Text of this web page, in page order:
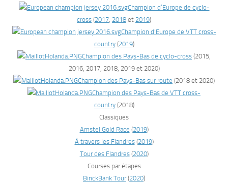
Champion d’Europe de cyclo-
cross (2017, 2018 et 2019)
Champion d’Europe de VTT cross-
country(2019)
Champion des Pays-Bas de cyclo-cross (2015,
2016, 2017, 2018, 2019 et 2020)
Champion des Pays-Bas sur route (2018 et 2020)
Champion des Pays-Bas de VTT cross-
country(2018)
Classiques
Amstel Gold Race (2019)
À travers les Flandres(2019)
Tour des Flandres(2020)
Courses par étapes
BinckBank Tour(2020)